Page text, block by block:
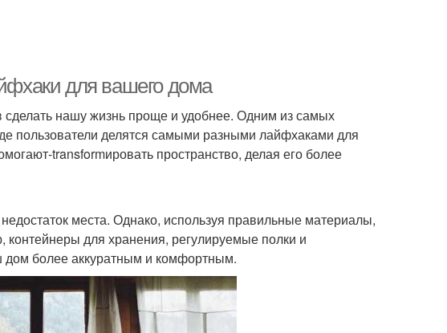
для вашего дома
нашу жизнь проще и удобнее. Одним из самых
пользователи делятся самыми разными лайфхаками для
transformировать пространство, делая его более
места. Однако, используя правильные материалы,
контейнеры для хранения, регулируемые полки и
дом более аккуратным и комфортным.